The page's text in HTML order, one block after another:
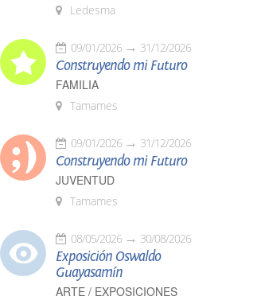
Ledesma
09/01/2026 31/12/2026
Construyendo mi Futuro
FAMILIA
Tamames
09/01/2026 31/12/2026
Construyendo mi Futuro
JUVENTUD
Tamames
08/05/2026 30/08/2026
Exposición Oswaldo
Guayasamín
ARTE / EXPOSICIONES